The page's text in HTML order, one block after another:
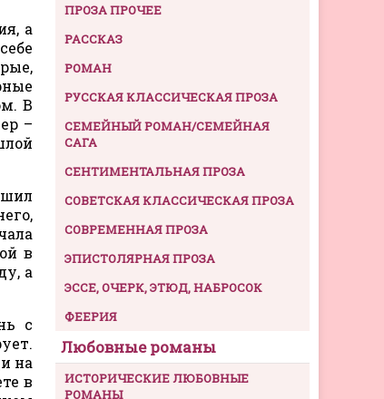
а
В
–
в
а
с
на
в
ПРОЗА ПРОЧЕЕ
РАССКАЗ
РОМАН
РУССКАЯ КЛАССИЧЕСКАЯ ПРОЗА
СЕМЕЙНЫЙ РОМАН/СЕМЕЙНАЯ
САГА
СЕНТИМЕНТАЛЬНАЯ ПРОЗА
СОВЕТСКАЯ КЛАССИЧЕСКАЯ ПРОЗА
СОВРЕМЕННАЯ ПРОЗА
ЭПИСТОЛЯРНАЯ ПРОЗА
ЭССЕ, ОЧЕРК, ЭТЮД, НАБРОСОК
ФЕЕРИЯ
Любовные романы
ИСТОРИЧЕСКИЕ ЛЮБОВНЫЕ
РОМАНЫ